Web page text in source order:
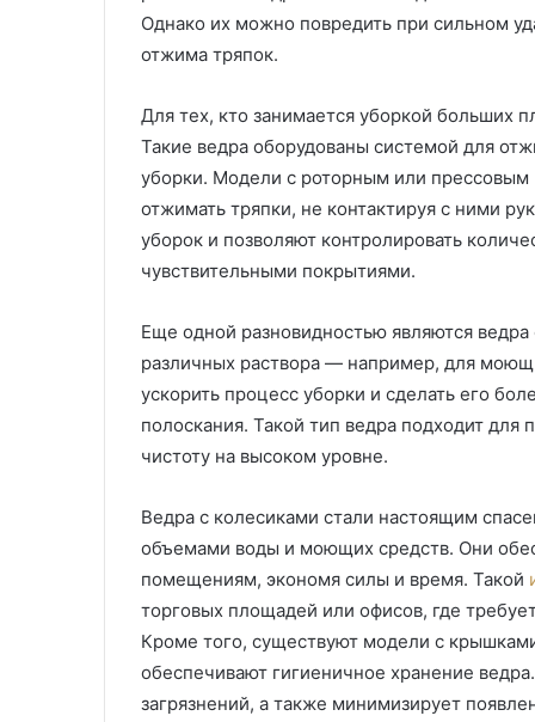
Однако их можно повредить при сильном
отжима тряпок.
Для тех, кто занимается уборкой больших
Такие ведра оборудованы системой для
уборки. Модели с роторным или
отжимать тряпки, не контактируя с ними
уборок и позволяют контролировать
чувствительными покрытиями.
Еще одной разновидностью являются
различных раствора — например, для
ускорить процесс уборки и сделать его
полоскания. Такой тип ведра подходит
чистоту на высоком уровне.
Ведра с колесиками стали настоящим
объемами воды и моющих средств. Они
помещениям, экономя силы и время. Такой
торговых площадей или офисов, где
Кроме того, существуют модели с
обеспечивают гигиеничное хранение
загрязнений, а также минимизирует